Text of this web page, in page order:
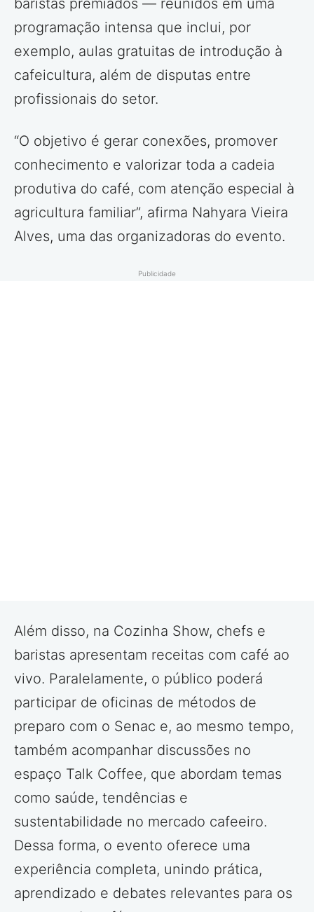
baristas premiados — reunidos em uma
programação intensa que inclui, por
exemplo, aulas gratuitas de introdução à
cafeicultura, além de disputas entre
profissionais do setor.
“O objetivo é gerar conexões, promover
conhecimento e valorizar toda a cadeia
produtiva do café, com atenção especial à
agricultura familiar”, afirma Nahyara Vieira
Alves, uma das organizadoras do evento.
Publicidade
Além disso, na Cozinha Show, chefs e
baristas apresentam receitas com café ao
vivo. Paralelamente, o público poderá
participar de oficinas de métodos de
preparo com o Senac e, ao mesmo tempo,
também acompanhar discussões no
espaço Talk Coffee, que abordam temas
como saúde, tendências e
sustentabilidade no mercado cafeeiro.
Dessa forma, o evento oferece uma
experiência completa, unindo prática,
aprendizado e debates relevantes para os